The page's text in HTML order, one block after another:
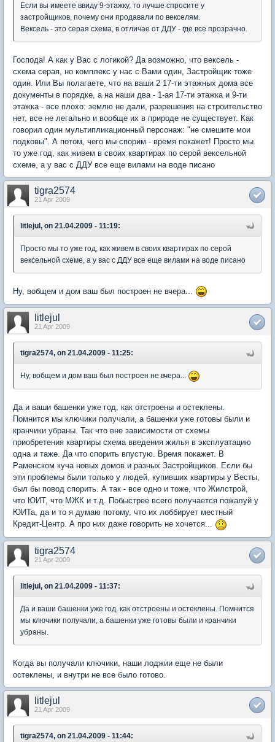
Если вы имеете ввиду 9-этажку, то лучше спросите у
застройщиков, почему они продавали по векселям.
Вексель - это серая схема, в отличае от ДДУ - где все прозрачно.
Господа! А как у Вас с логикой? Да возможно, что вексель -
схема серая, но комплекс у нас с Вами один, Застройщик тоже
один. Или Вы полагаете, что на ваши 2 17-ти этажных дома все
документы в порядке, а на наши два - 1-ая 17-ти этажка и 9-ти
этажка - все плохо: землю не дали, разрешения на строительство
нет, все не легально и вообще их в природе не существует. Как
говорил один мультипликационный персонаж: "не смешите мои
подковы". А потом, чего мы спорим - время покажет! Просто мы
то уже год, как живем в своих квартирах по серой вексельной
схеме, а у вас с ДДУ все еще вилами на воде писано
tigra2574
21 Apr 2009
litlejul, on 21.04.2009 - 11:19:
Просто мы то уже год, как живем в своих квартирах по серой
вексельной схеме, а у вас с ДДУ все еще вилами на воде писано
Ну, вобщем и дом ваш был построен не вчера...
litlejul
21 Apr 2009
tigra2574, on 21.04.2009 - 11:25:
Ну, вобщем и дом ваш был построен не вчера...
Да и ваши башенки уже год, как отстроены и остеклены.
Помнится мы ключики получали, а башенки уже готовы были и
кранчики убраны. Так что вне зависимости от схемы
приобретения квартиры схема введения жилья в эксплуатацию
одна и таже. Да что спорить впустую. Время покажет. В
Раменском куча новых домов и разных Застройщиков. Если бы
эти проблемы были только у людей, купивших квартиры у Весты,
был бы повод спорить. А так - все одно и тоже, что Жилстрой,
что ЮИТ, что МЖК и т.д. Побыстрее всего получается пожалуй у
ЮИТа, да и то я думаю потому, что их лоббирует местный
Кредит-Центр. А про них даже говорить не хочется...
tigra2574
21 Apr 2009
litlejul, on 21.04.2009 - 11:37:
Да и ваши башенки уже год, как отстроены и остеклены. Помнится
мы ключики получали, а башенки уже готовы были и кранчики
убраны.
Когда вы получали ключики, наши лоджии еще не были
остеклены, и внутри не все было готово.
litlejul
21 Apr 2009
tigra2574, on 21.04.2009 - 11:44: